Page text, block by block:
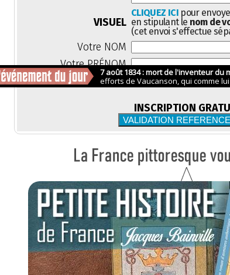
VISUEL
CLIQUEZ ICIpour
en stipulant le nom de
(cet envoi s'effectue
Votre NOM
Votre PRÉNOM
Votre E-MAIL
INSCRIPTION